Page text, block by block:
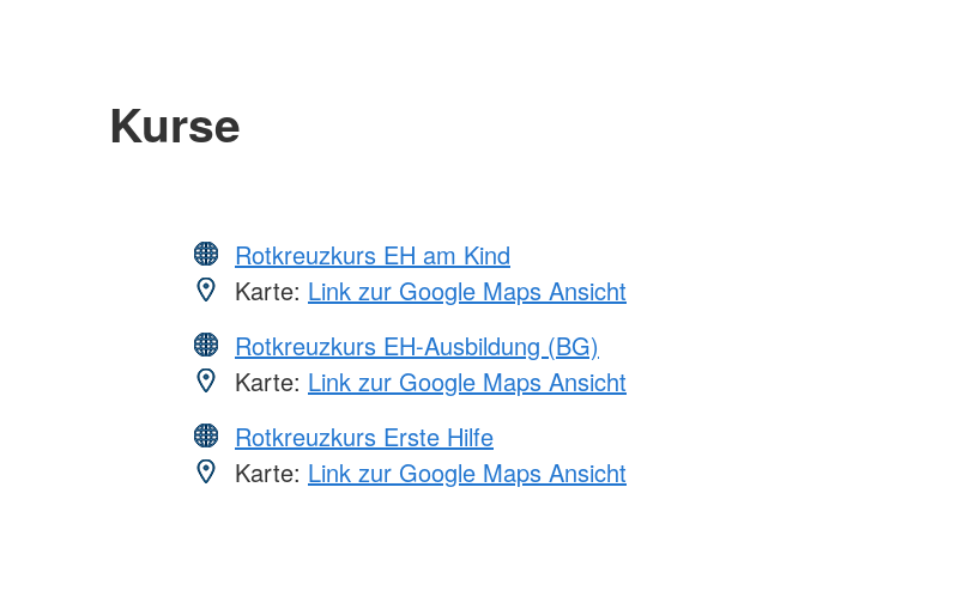
Kurse
Rotkreuzkurs EH am Kind
Karte: Link zur Google Maps Ansicht
Rotkreuzkurs EH-Ausbildung (BG)
Karte: Link zur Google Maps Ansicht
Rotkreuzkurs Erste Hilfe
Karte: Link zur Google Maps Ansicht